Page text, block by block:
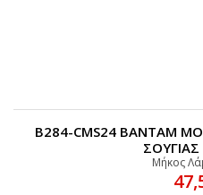
B284-CMS24 BANTAM
ΣΟΥΓΙΑΣ
Μήκος